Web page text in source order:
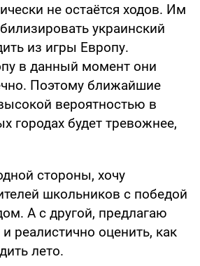
не остаётся ходов. Им
украинский
из игры Европу.
в данный момент они
Поэтому ближайшие
вероятностью в
городах будет тревожнее,
стороны, хочу
школьников с победой
А с другой, предлагаю
реалистично оценить, как
лето.